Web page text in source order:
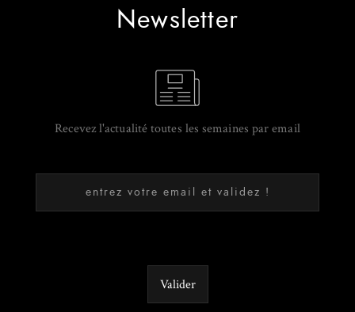
Newsletter
Recevez l'actualité toutes les semaines par email